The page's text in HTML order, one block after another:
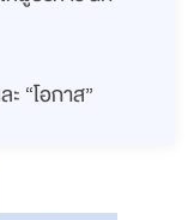
“โอกาส”